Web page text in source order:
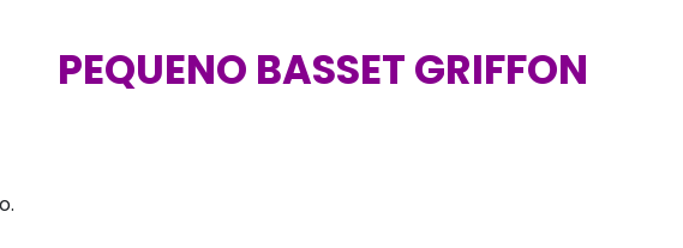
PEQUENO BASSET GRIFFON